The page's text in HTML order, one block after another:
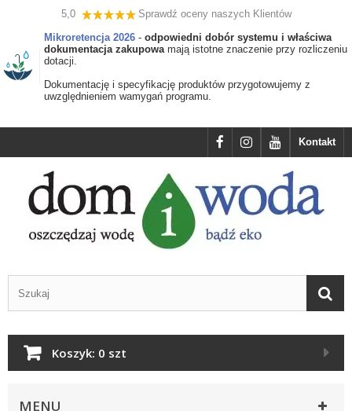
5,0
Sprawdź oceny naszych Klientów
Mikroretencja 2026 - odpowiedni dobór systemu i właściwa
dokumentacja zakupowamają istotne znaczenie przy rozliczeniu
dotacji.
Dokumentację i specyfikację produktów przygotowujemy z
uwzględnieniem wamygań programu.
Kontakt
Koszyk: 0 szt
MENU